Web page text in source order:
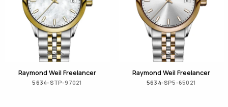
Raymond Weil Freelancer
5634-STP-97021
Raymond Weil Freelancer
5634-SP5-65021